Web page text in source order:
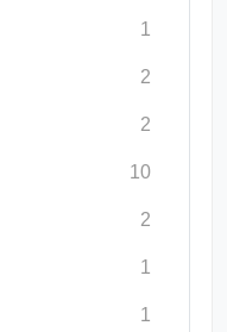
1
2
2
10
2
1
1